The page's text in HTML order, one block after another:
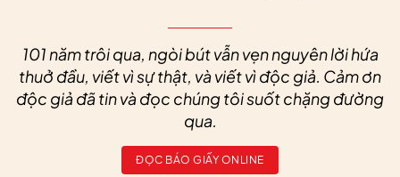
101 năm trôi qua, ngòi bút vẫn vẹn nguyên lời hứa
thuở đầu, viết vì sự thật, và viết vì độc giả. Cảm ơn
độc giả đã tin và đọc chúng tôi suốt chặng đường
qua.
ĐỌC BÁO GIẤY ONLINE